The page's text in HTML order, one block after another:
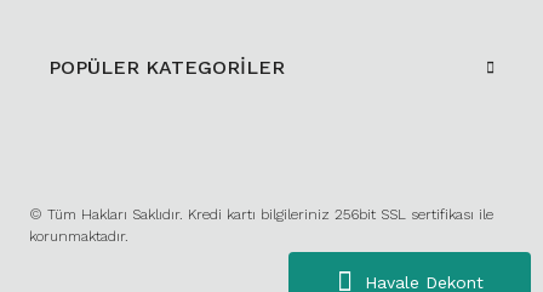
Havale Dekont
POPÜLER KATEGORİLER
© Tüm Hakları Saklıdır. Kredi kartı bilgileriniz 256bit SSL sertifikası ile
korunmaktadır.